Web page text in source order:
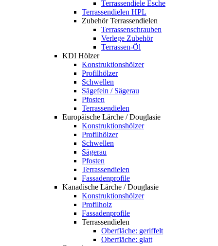
Terrassendiele Esche
Terrassendielen HPL
Zubehör Terrassendielen
Terrassenschrauben
Verlege Zubehör
Terrassen-Öl
KDI Hölzer
Konstruktionshölzer
Profilhölzer
Schwellen
Sägefein / Sägerau
Pfosten
Terrassendielen
Europäische Lärche / Douglasie
Konstruktionshölzer
Profilhölzer
Schwellen
Sägerau
Pfosten
Terrassendielen
Fassadenprofile
Kanadische Lärche / Douglasie
Konstruktionshölzer
Profilholz
Fassadenprofile
Terrassendielen
Oberfläche: geriffelt
Oberfläche: glatt